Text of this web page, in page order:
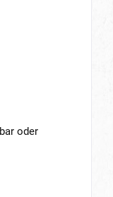
oder